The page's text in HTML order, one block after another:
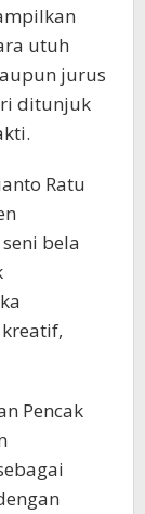
utuh
jurus
ditunjuk
Ratu
bela
Pencak